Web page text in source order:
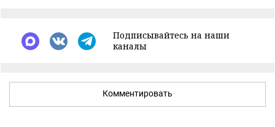
Подписывайтесь на наши
каналы
Комментировать